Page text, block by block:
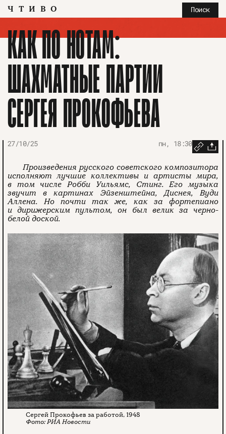
ЧТИВО Поиск
КАК ПО НОТАМ:
ШАХМАТНЫЕ ПАРТИИ
СЕРГЕЯ ПРОКОФЬЕВА
27/10/25 пн, 18:30
Произведения русского советского композитора
исполняют лучшие коллективы и артисты мира,
в том числе Робби Уильямс, Стинг. Его музыка
звучит в картинах Эйзенштейна, Диснея, Вуди
Аллена. Но почти так же, как за фортепиано
и дирижерским пультом, он был велик за черно-
белой доской.
Сергей Прокофьев за работой, 1948
РИА Новости